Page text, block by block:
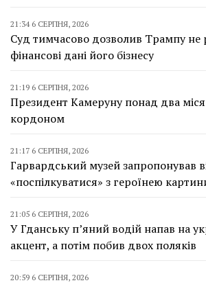
21:34 6 СЕРПНЯ, 2026
Суд тимчасово дозволив Трампу не
фінансові дані його бізнесу
21:19 6 СЕРПНЯ, 2026
Президент Камеруну понад два
кордоном
21:17 6 СЕРПНЯ, 2026
Гарвардський музей запропонував
«поспілкуватися» з героїнею
21:05 6 СЕРПНЯ, 2026
У Гданську п’яний водій напав на
акцент, а потім побив двох поляків
20:59 6 СЕРПНЯ, 2026